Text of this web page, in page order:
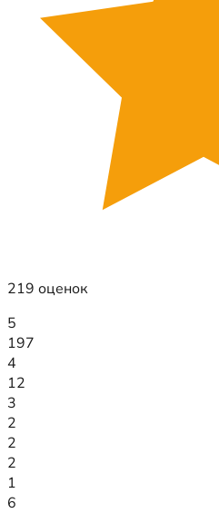
219 оценок
5
197
4
12
3
2
2
2
1
6